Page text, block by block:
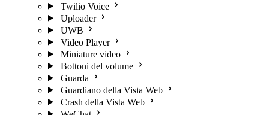
Twilio Voice
Uploader
UWB
Video Player
Miniature video
Bottoni del volume
Guarda
Guardiano della Vista Web
Crash della Vista Web